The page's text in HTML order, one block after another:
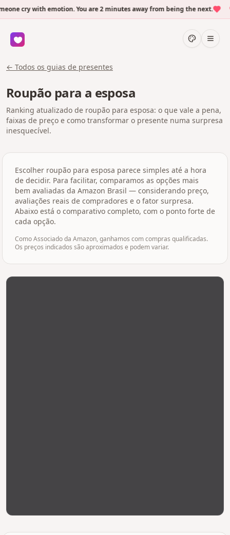
cry with emotion. You are 2 minutes away from being the next.
← Todos os guias de presentes
Roupão para a esposa
Ranking atualizado de roupão para esposa: o que vale a pena,
faixas de preço e como transformar o presente numa surpresa
inesquecível.
Escolher roupão para esposa parece simples até a hora
de decidir. Para facilitar, comparamos as opções mais
bem avaliadas da Amazon Brasil — considerando preço,
avaliações reais de compradores e o fator surpresa.
Abaixo está o comparativo completo, com o ponto forte de
cada opção.
Como Associado da Amazon, ganhamos com compras qualificadas.
Os preços indicados são aproximados e podem variar.